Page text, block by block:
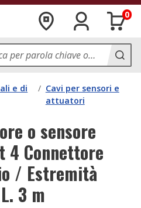
0
e di
/ Cavi per sensori e
attuatori
o sensore
4 Connettore
/ Estremità
3 m